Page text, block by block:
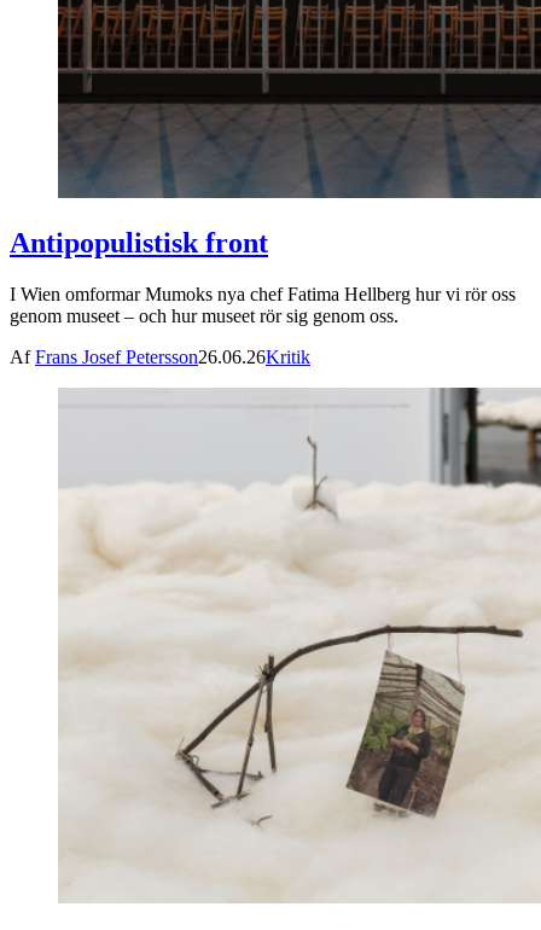
Antipopulistisk front
I Wien omformar Mumoks nya chef Fatima Hellberg hur vi rör oss
genom museet – och hur museet rör sig genom oss.
AfFrans Josef Petersson26.06.26Kritik